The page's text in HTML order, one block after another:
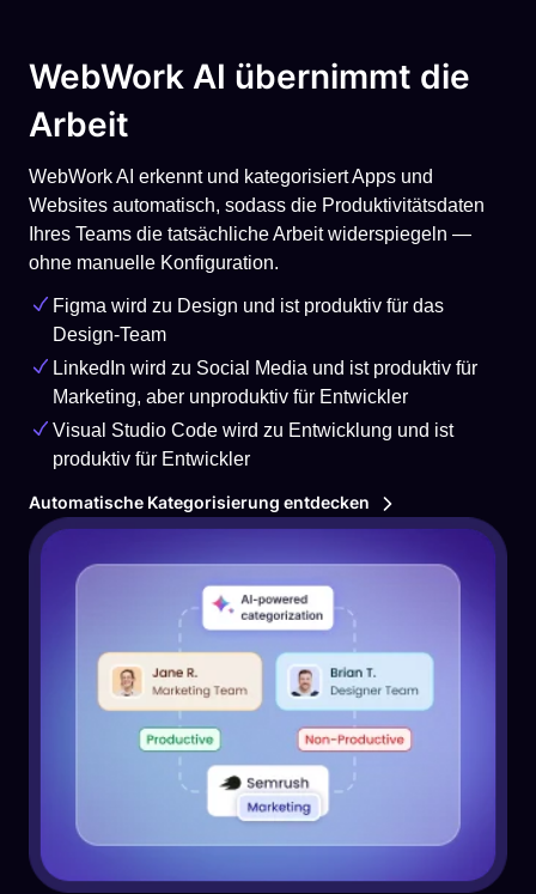
WebWork AI übernimmt die
Arbeit
WebWork AI erkennt und kategorisiert Apps und
Websites automatisch, sodass die Produktivitätsdaten
Ihres Teams die tatsächliche Arbeit widerspiegeln —
ohne manuelle Konfiguration.
Figma wird zu Design und ist produktiv für das
Design-Team
LinkedIn wird zu Social Media und ist produktiv für
Marketing, aber unproduktiv für Entwickler
Visual Studio Code wird zu Entwicklung und ist
produktiv für Entwickler
Automatische Kategorisierung entdecken